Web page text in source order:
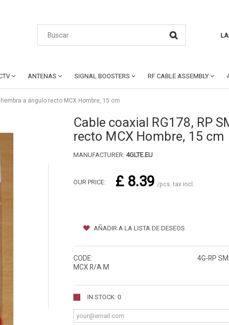
ANTENAS SIGNAL BOOSTERS RF CABLE ASSEMBLY
a ángulo recto MCX Hombre, 15 cm
Cable coaxial RG178, RP
recto MCX Hombre, 15 cm
MANUFACTURER: 4GLTE.EU
OUR PRICE: £ 8.39 /pcs. tax incl.
AÑADIR A LA LISTA DE DESEOS
CODE:
4G-RP
MCX R/A M
IN STOCK: 0